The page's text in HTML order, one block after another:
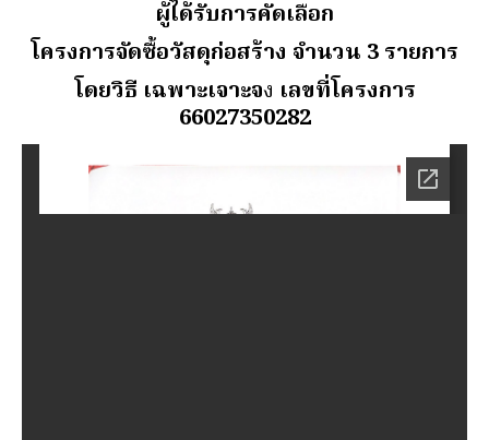
ผู้ได้รับการคัดเลือก
โครงการจัดซื้อวัสดุก่อสร้าง จํานวน 3 รายการ
โดยวิธี เฉพาะเจาะจง เลขที่โครงการ
66027350282